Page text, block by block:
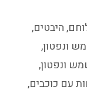
,היבטים,
ונפטון,
ונפטון,
עם כוכבים,